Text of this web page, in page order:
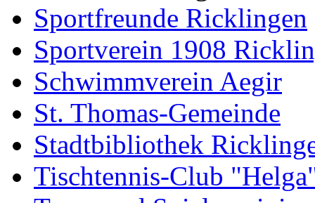
Sportfreunde Ricklingen
Sportverein 1908
Schwimmverein Aegir
St. Thomas-Gemeinde
Stadtbibliothek
Tischtennis-Club